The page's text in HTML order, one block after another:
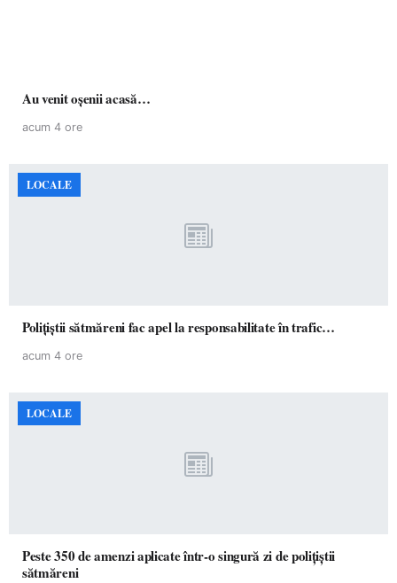
Au venit oșenii acasă…
acum 4 ore
LOCALE
Polițiștii sătmăreni fac apel la responsabilitate în trafic…
acum 4 ore
LOCALE
Peste 350 de amenzi aplicate într-o singură zi de polițiștii
sătmăreni